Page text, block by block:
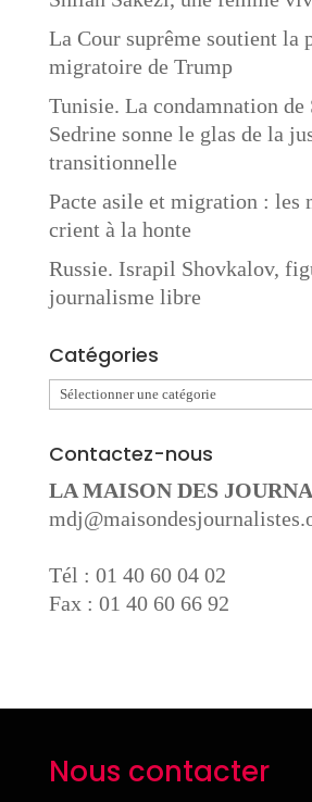
La Cour suprême soutient la
migratoire de Trump
Tunisie. La condamnation de
Sedrine sonne le glas de la
transitionnelle
Pacte asile et migration : les
crient à la honte
Russie. Israpil Shovkalov,
journalisme libre
Catégories
Catégories
Contactez-nous
LA MAISON DES
Tél : 01 40 60 04 02
Fax : 01 40 60 66 92
Nous contacter